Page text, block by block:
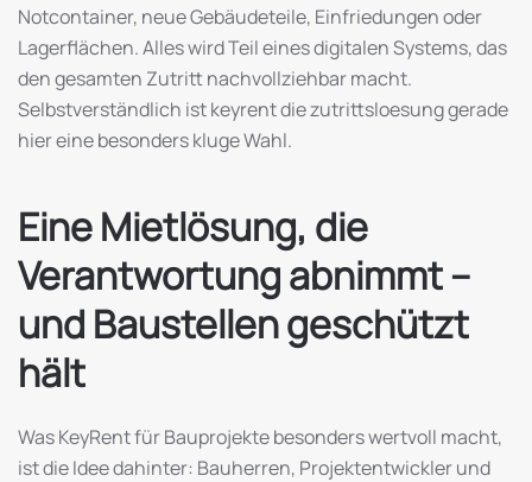
Notcontainer, neue Gebäudeteile, Einfriedungen oder
Lagerflächen. Alles wird Teil eines digitalen Systems, das
den gesamten Zutritt nachvollziehbar macht.
Selbstverständlich ist keyrent die zutrittsloesung gerade
hier eine besonders kluge Wahl.
Eine Mietlösung, die
Verantwortung abnimmt –
und Baustellen geschützt
hält
Was KeyRent für Bauprojekte besonders wertvoll macht,
ist die Idee dahinter: Bauherren, Projektentwickler und